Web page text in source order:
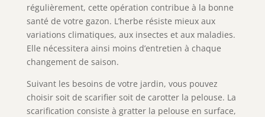
régulièrement, cette opération contribue à la bonne
santé de votre gazon. L’herbe résiste mieux aux
variations climatiques, aux insectes et aux maladies.
Elle nécessitera ainsi moins d’entretien à chaque
changement de saison.
Suivant les besoins de votre jardin, vous pouvez
choisir soit de scarifier soit de carotter la pelouse. La
scarification consiste à gratter la pelouse en surface,